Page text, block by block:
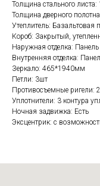
Толщина стального
Толщина дверного
Утеплитель: Базальтовая
Короб: Закрытый,
Наружная отделка:
Внутренняя отделка:
Зеркало: 465*1940мм
Петли: 3шт
Противосъемные ригели:
Уплотнители: 3 контура
Ночная задвижка: Есть
Эксцентрик: с